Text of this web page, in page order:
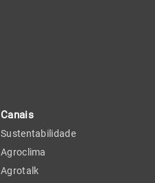
Canais
Sustentabilidade
Agroclima
Agrotalk